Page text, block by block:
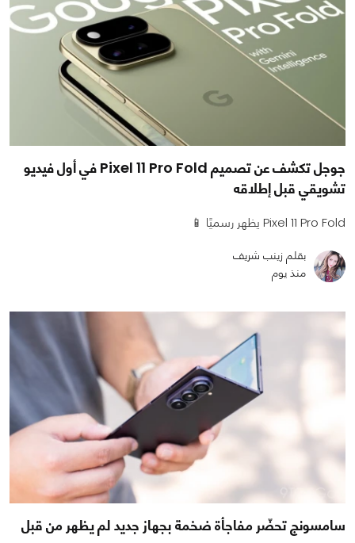
جوجل تكشف عن تصميم Pixel 11 Pro Fold في أول فيديو
تشويقي قبل إطلاقه
Pixel 11 Pro Fold يظهر رسميًا 📱
بقلم زينب شريف
منذ يوم
سامسونج تحضّر مفاجأة ضخمة بجهاز جديد لم يظهر من قبل